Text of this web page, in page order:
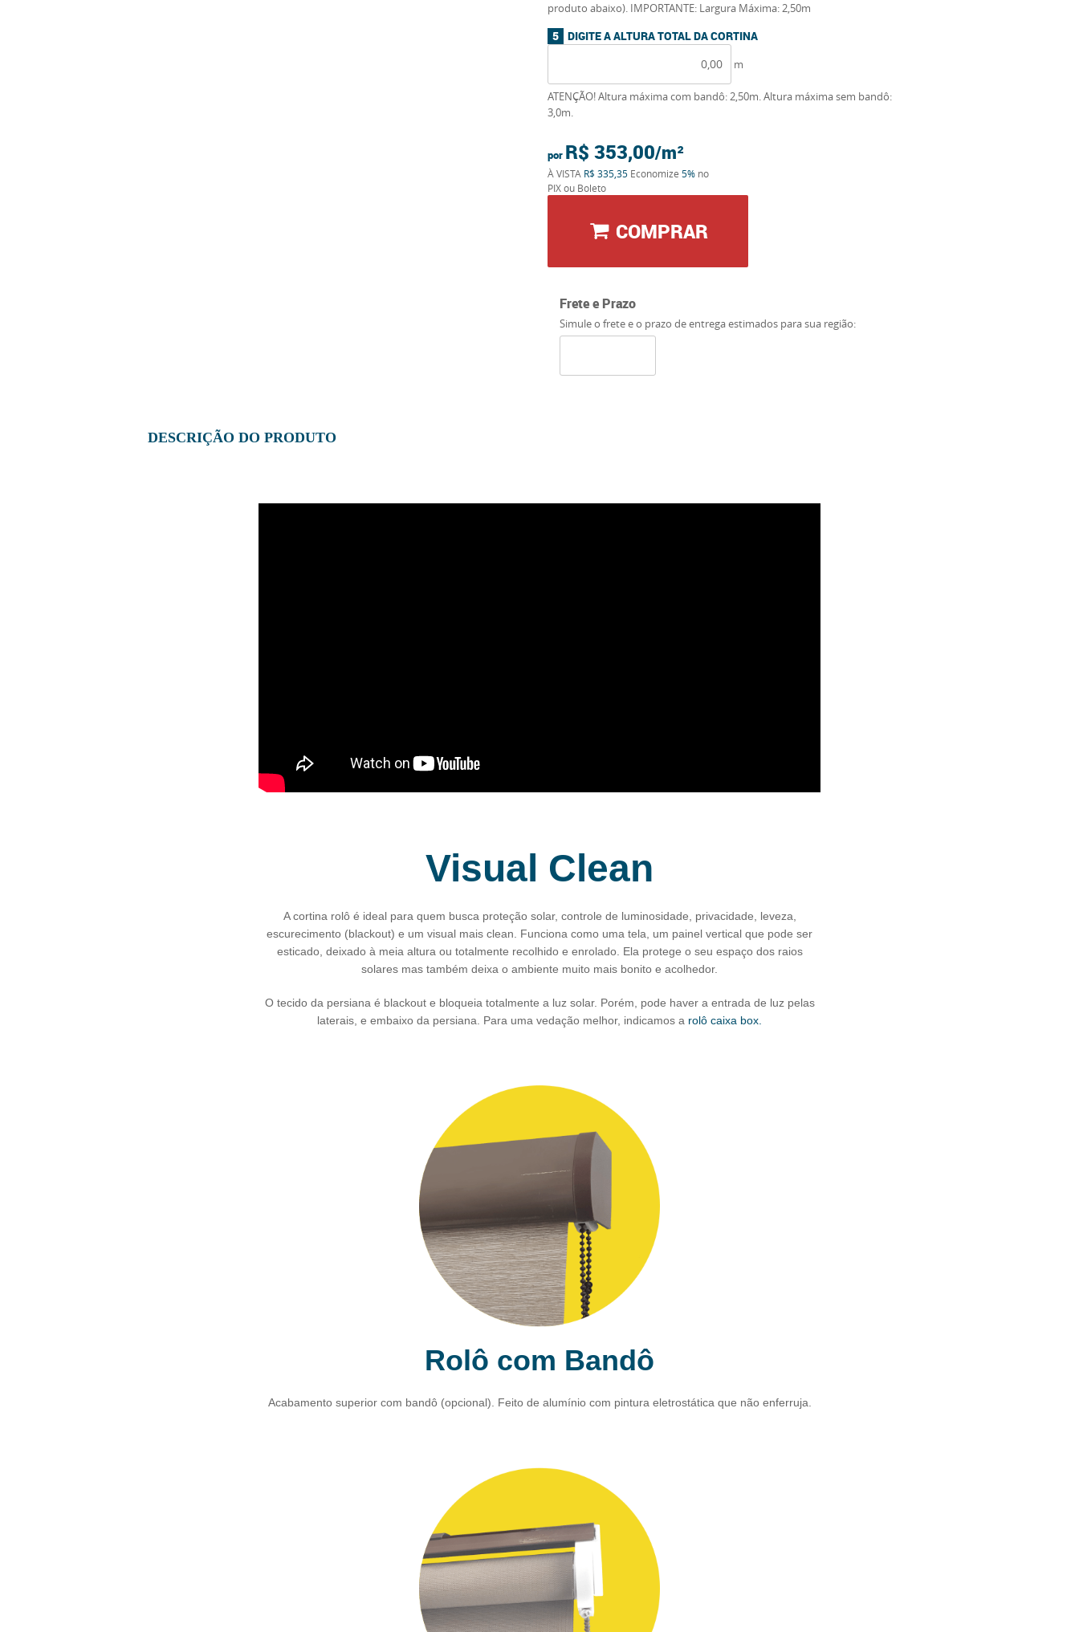
produto abaixo). IMPORTANTE: Largura Máxima: 2,50m
DIGITE A ALTURA TOTAL DA CORTINA
m
ATENÇÃO! Altura máxima com bandô: 2,50m. Altura máxima sem bandô:
3,0m.
por R$ 353,00
À VISTA R$ 335,35Economize 5%no
PIX ou Boleto
COMPRAR
Frete e Prazo
Simule o frete e o prazo de entrega estimados para sua região:
DESCRIÇÃO DO PRODUTO
Visual Clean
A cortina rolô é ideal para quem busca proteção solar, controle de luminosidade, privacidade, leveza,
escurecimento (blackout) e um visual mais clean. Funciona como uma tela, um painel vertical que pode ser
esticado, deixado à meia altura ou totalmente recolhido e enrolado. Ela protege o seu espaço dos raios
solares mas também deixa o ambiente muito mais bonito e acolhedor.
O tecido da persiana é blackout e bloqueia totalmente a luz solar. Porém, pode haver a entrada de luz pelas
laterais, e embaixo da persiana. Para uma vedação melhor, indicamos a rolô caixa box.
Rolô com Bandô
Acabamento superior com bandô (opcional). Feito de alumínio com pintura eletrostática que não enferruja.